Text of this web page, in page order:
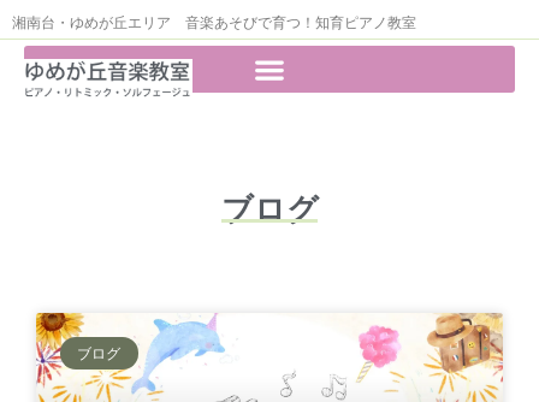
湘南台・ゆめが丘エリア 音楽あそびで育つ！知育ピアノ教室
ブログ
ブログ